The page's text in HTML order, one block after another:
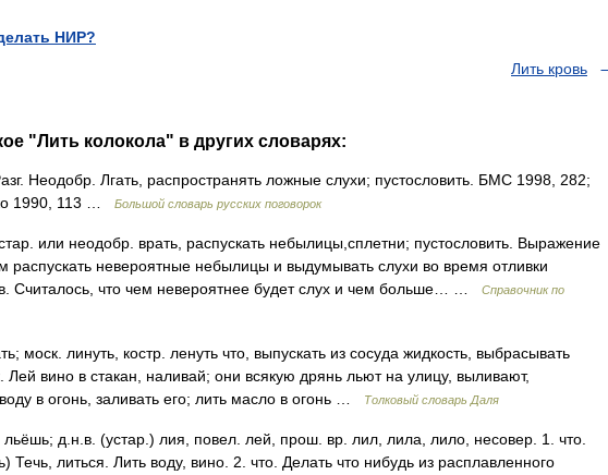
НИР?
Лить кровь
"Лить колокола" в других словарях:
Неодобр. Лгать, распространять ложные слухи; пустословить. БМС 1998, 282;
1990, 113 …
Большой словарь русских поговорок
или неодобр. врать, распускать небылицы,сплетни; пустословить. Выражение
распускать невероятные небылицы и выдумывать слухи во время отливки
Считалось, что чем невероятнее будет слух и чем больше… …
Справочник по
моск. линуть, костр. ленуть что, выпускать из сосуда жидкость, выбрасывать
Лей вино в стакан, наливай; они всякую дрянь льют на улицу, выливают,
в огонь, заливать его; лить масло в огонь …
Толковый словарь Даля
д.н.в. (устар.) лия, повел. лей, прош. вр. лил, лила, лило, несовер. 1. что.
Течь, литься. Лить воду, вино. 2. что. Делать что нибудь из расплавленного